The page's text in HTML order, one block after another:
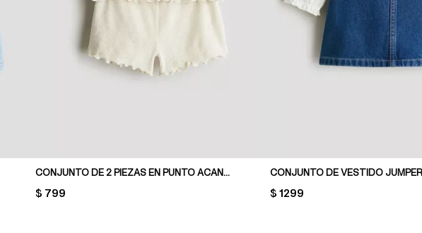
CONJUNTO DE 2 PIEZAS EN PUNTO ACANALADO
PRICE:
$ 799 PRICE:
$ 1299